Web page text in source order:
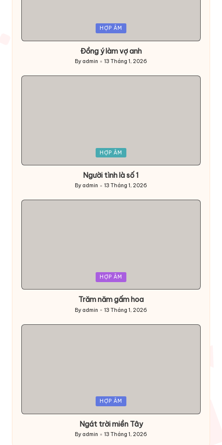
HỢP ÂM
Đồng ý làm vợ anh
Posted
by
By admin 13 Tháng 1, 2026
HỢP ÂM
Người tình là số 1
Posted
by
By admin 13 Tháng 1, 2026
HỢP ÂM
Trăm năm gấm hoa
Posted
By admin 13 Tháng 1, 2026
HỢP ÂM
Ngát trời miền Tây
Posted
By admin 13 Tháng 1, 2026